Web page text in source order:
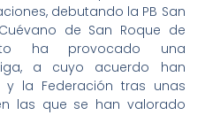
debutando la PB San
de San Roque de
ha provocado una
a cuyo acuerdo han
la Federación tras unas
las que se han valorado